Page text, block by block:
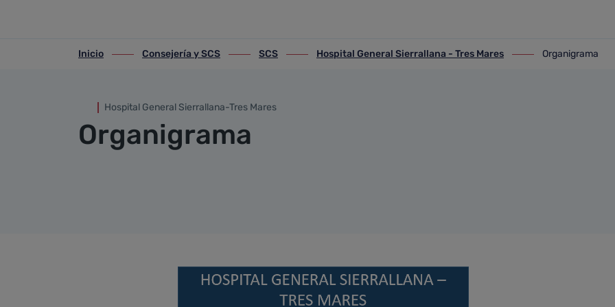
ir-a inicio
Inicio
ir-a Consejería y SCS
Consejería y SCS
ir-a SCS
SCS
ir-a Hospital General Sierrallana - Tres Mares
Hospital General Sierrallana - Tres Mares
ir-a Organigrama
Organigrama
Hospital General Sierrallana-Tres Mares
Organigrama